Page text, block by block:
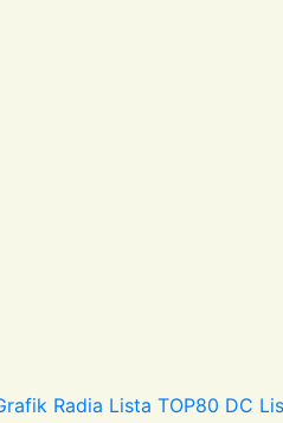
Radia Lista TOP80 DC